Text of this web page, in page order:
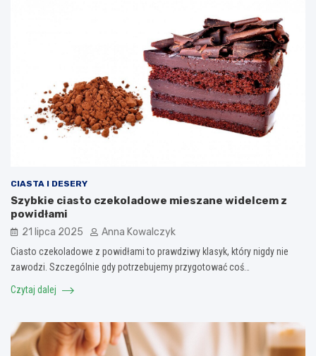
CIASTA I DESERY
Szybkie ciasto czekoladowe mieszane widelcem z
powidłami
21 lipca 2025 Anna Kowalczyk
Ciasto czekoladowe z powidłami to prawdziwy klasyk, który nigdy nie
zawodzi. Szczególnie gdy potrzebujemy przygotować coś…
Czytaj dalej